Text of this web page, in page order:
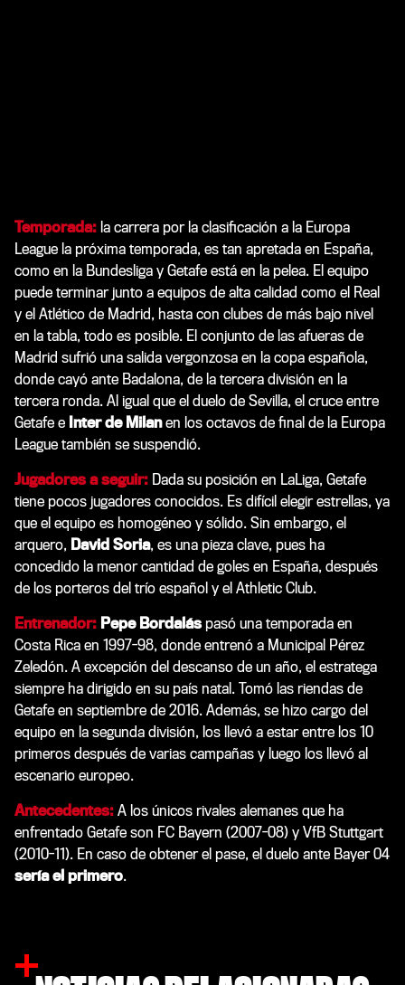
Temporada: la carrera por la clasificación a la Europa
League la próxima temporada, es tan apretada en España,
como en la Bundesliga y Getafe está en la pelea. El equipo
puede terminar junto a equipos de alta calidad como el Real
y el Atlético de Madrid, hasta con clubes de más bajo nivel
en la tabla, todo es posible. El conjunto de las afueras de
Madrid sufrió una salida vergonzosa en la copa española,
donde cayó ante Badalona, de la tercera división en la
tercera ronda. Al igual que el duelo de Sevilla, el cruce entre
Getafe e Inter de Milanen los octavos de final de la Europa
League también se suspendió.
Jugadores a seguir: Dada su posición en LaLiga, Getafe
tiene pocos jugadores conocidos. Es difícil elegir estrellas, ya
que el equipo es homogéneo y sólido. Sin embargo, el
arquero, David Soria, es una pieza clave, pues ha
concedido la menor cantidad de goles en España, después
de los porteros del trío español y el Athletic Club.
Entrenador: Pepe Bordalás pasó una temporada en
Costa Rica en 1997-98, donde entrenó a Municipal Pérez
Zeledón. A excepción del descanso de un año, el estratega
siempre ha dirigido en su país natal. Tomó las riendas de
Getafe en septiembre de 2016. Además, se hizo cargo del
equipo en la segunda división, los llevó a estar entre los 10
primeros después de varias campañas y luego los llevó al
escenario europeo.
Antecedentes: A los únicos rivales alemanes que ha
enfrentado Getafe son FC Bayern (2007-08) y VfB Stuttgart
(2010-11). En caso de obtener el pase, el duelo ante Bayer 04
sería el primero.